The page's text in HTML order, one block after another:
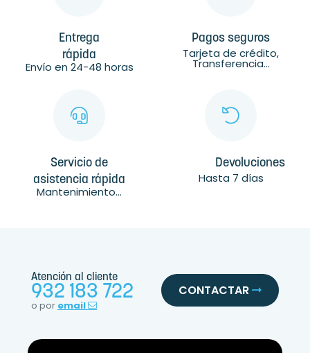
Entrega
rápida
Envío en 24-48 horas
Pagos seguros
Tarjeta de crédito,
Transferencia...
Servicio de
asistencia rápida
Mantenimiento...
Devoluciones
Hasta 7 días
Atención al cliente
932 183 722
o por email
CONTACTAR